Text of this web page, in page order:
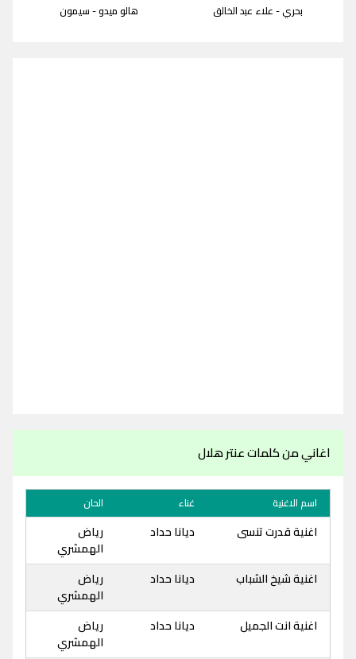
بحري - علاء عبد الخالق هالو ميدو - سيمون
اغاني من كلمات عنتر هلال
اسم الاغنية غناء الحان
اغنية قدرت تنسى ديانا حداد
رياض
الهمشري
اغنية شيخ الشباب
ديانا حداد
رياض
الهمشري
اغنية انت الجميل
ديانا حداد
رياض
الهمشري